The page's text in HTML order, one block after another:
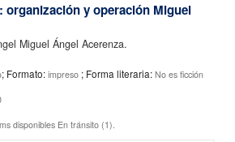
organización y operación Miguel
Miguel Ángel Acerenza.
; Formato: impreso ; Forma literaria: No es ficción
disponibles En tránsito (1).